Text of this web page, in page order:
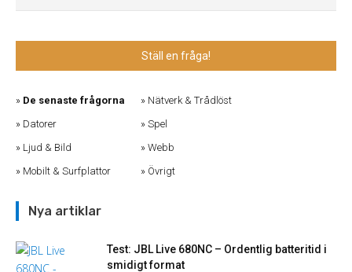
Ställ en fråga!
De senaste frågorna
Datorer
Ljud & Bild
Mobilt & Surfplattor
Nätverk & Trådlöst
Spel
Webb
Övrigt
Nya artiklar
Test: JBL Live 680NC – Ordentlig batteritid i
smidigt format